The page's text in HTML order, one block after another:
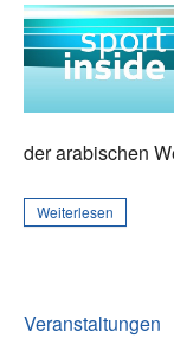
der arabischen
Weiterlesen
Veranstaltungen